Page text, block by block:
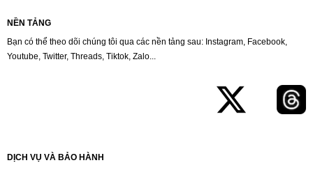
NỀN TẢNG
Bạn có thể theo dõi chúng tôi qua các nền tảng sau: Instagram, Facebook,
Youtube, Twitter, Threads, Tiktok, Zalo...
DỊCH VỤ VÀ BẢO HÀNH